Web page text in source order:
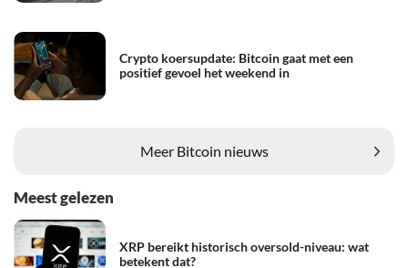
Crypto koersupdate: Bitcoin gaat met een
positief gevoel het weekend in
Meer Bitcoin nieuws
Meest gelezen
XRP bereikt historisch oversold-niveau: wat
betekent dat?